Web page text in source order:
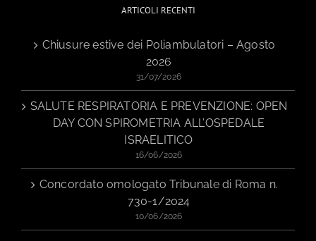
ARTICOLI RECENTI
Chiusure estive dei Poliambulatori – Agosto
2026
31/07/2026
SALUTE RESPIRATORIA E PREVENZIONE: OPEN
DAY CON SPIROMETRIA ALL’OSPEDALE
ISRAELITICO
16/06/2026
Concordato omologato Tribunale di Roma n.
730-1/2024
10/06/2026